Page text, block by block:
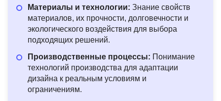
Материалы и технологии: Знание свойств
материалов, их прочности, долговечности и
экологического воздействия для выбора
подходящих решений.
Производственные процессы: Понимание
технологий производства для адаптации
дизайна к реальным условиям и
ограничениям.